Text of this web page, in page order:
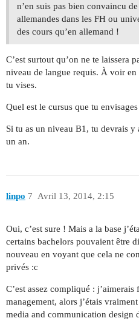
n’en suis pas bien convaincu
allemandes dans les FH ou
des cours qu’en allemand !
C’est surtout qu’on ne te laissera
niveau de langue requis. À voir en
tu vises.
Quel est le cursus que tu envisages
Si tu as un niveau B1, tu devrais
un an.
linpo Avril 13, 2014, 2:15
7
Oui, c’est sure ! Mais a la base
certains bachelors pouvaient être
nouveau en voyant que cela ne
privés :c
C’est assez compliqué : j’aimerais
management, alors j’étais
media and communication design